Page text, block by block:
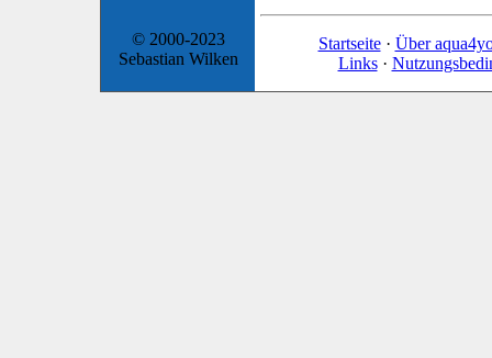
© 2000-2023
Sebastian Wilken
Startseite· Über
Links·